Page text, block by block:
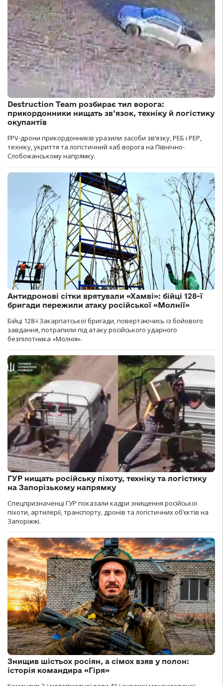
Destruction Team розбирає тил ворога:
прикордонники нищать зв’язок, техніку й логістику
окупантів
FPV-дрони прикордонників уразили засоби зв’язку, РЕБ і РЕР,
техніку, укриття та логістичний хаб ворога на Північно-
Слобожанському напрямку.
Антидронові сітки врятували «Хамві»: бійці 128-ї
бригади пережили атаку російської «Молнії»
Бійці 128-ї Закарпатської бригади, повертаючись із бойового
завдання, потрапили під атаку російського ударного
безпілотника «Молнія».
ГУР нищать російську піхоту, техніку та логістику
на Запорізькому напрямку
Спецпризначенці ГУР показали кадри знищення російської
піхоти, артилерії, транспорту, дронів та логістичних об’єктів на
Запоріжжі.
Знищив шістьох росіян, а сімох взяв у полон:
історія командира «Гіря»